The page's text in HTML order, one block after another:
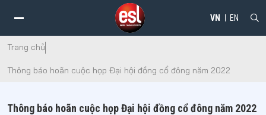
VN EN
Trang chủ
Thông báo hoãn cuộc họp Đại hội đồng cổ đông năm 2022
Thông báo hoãn cuộc họp Đại hội đồng cổ đông năm 2022